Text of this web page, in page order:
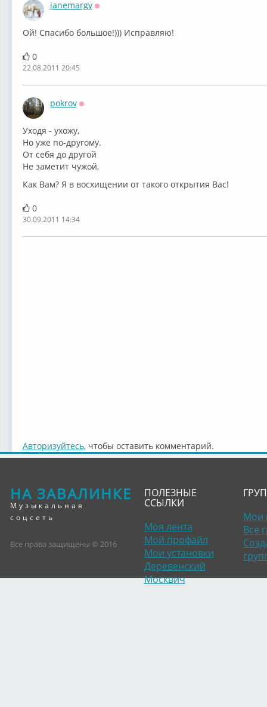
janemargy
Ой! Спасибо большое!))) Исправляю!
0
22.08.2011 20:45
pokrov
Уходя - ухожу,
Но уже по-другому.
От себя до другой
Не заметит чужой,
Как Вам? Я в восхищении от такого открытия Вас!
0
30.09.2011 14:34
Авторизуйтесь, чтобы оставить комментарий.
НА ЗАВАЛИНКЕ
Музыкальная
соцсеть
Все права защищены © 2016
ПОЛЕЗНЫЕ
ССЫЛКИ
Моя лента
Мой профайл
Мои установки
Деревенский
Москвич
Мои
Все